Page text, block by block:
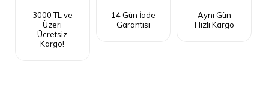
3000 TL ve
Üzeri
Ücretsiz
Kargo!
14 Gün İade
Garantisi
Aynı Gün
Hızlı Kargo